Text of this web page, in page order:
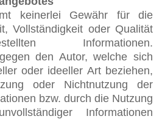
keinerlei Gewähr für die
Vollständigkeit oder Qualität
Informationen.
den Autor, welche sich
oder ideeller Art beziehen,
oder Nichtnutzung der
bzw. durch die Nutzung
Informationen